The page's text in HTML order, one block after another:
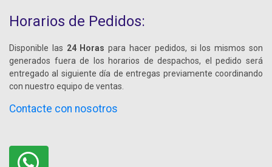
Horarios de Pedidos:
Disponible las 24 Horas para hacer pedidos, si los mismos son
generados fuera de los horarios de despachos, el pedido será
entregado al siguiente día de entregas previamente coordinando
con nuestro equipo de ventas.
Contacte con nosotros